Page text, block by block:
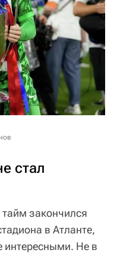
стал
закончился
в Атланте,
интересными. Не в